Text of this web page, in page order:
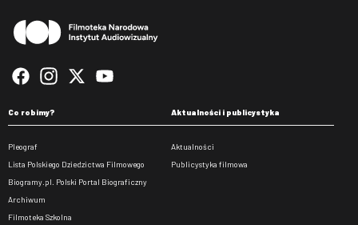
Co robimy?
Pleograf
Lista Polskiego Dziedzictwa Filmowego
Biogramy.pl. Polski Portal Biograficzny
Archiwum
Filmoteka Szkolna
Aktualności i publicystyka
Aktualności
Publicystyka filmowa